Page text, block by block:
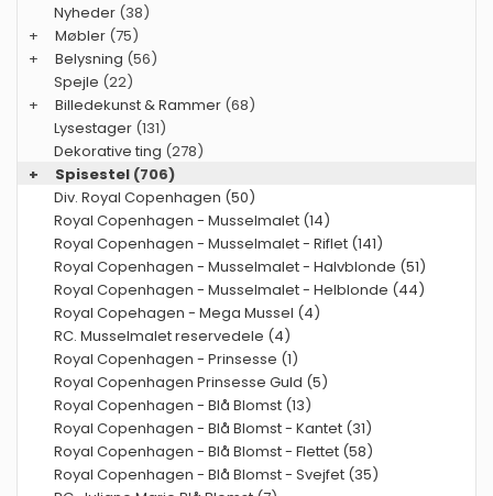
Nyheder (38)
+
Møbler (75)
+
Belysning (56)
Spejle (22)
+
Billedekunst & Rammer (68)
Lysestager (131)
Dekorative ting (278)
+
Spisestel (706)
Div. Royal Copenhagen (50)
Royal Copenhagen - Musselmalet (14)
Royal Copenhagen - Musselmalet - Riflet (141)
Royal Copenhagen - Musselmalet - Halvblonde (51)
Royal Copenhagen - Musselmalet - Helblonde (44)
Royal Copehagen - Mega Mussel (4)
RC. Musselmalet reservedele (4)
Royal Copenhagen - Prinsesse (1)
Royal Copenhagen Prinsesse Guld (5)
Royal Copenhagen - Blå Blomst (13)
Royal Copenhagen - Blå Blomst - Kantet (31)
Royal Copenhagen - Blå Blomst - Flettet (58)
Royal Copenhagen - Blå Blomst - Svejfet (35)